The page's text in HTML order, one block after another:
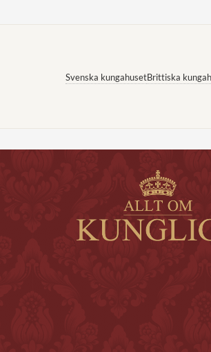
Svenska kungahusetBrittiska